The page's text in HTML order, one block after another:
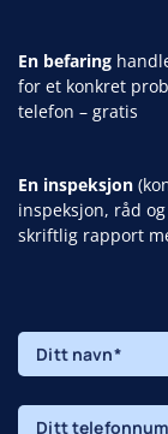
En befaring
for et konkret
telefon – gratis
En inspeksjon
inspeksjon, råd
skriftlig rapport